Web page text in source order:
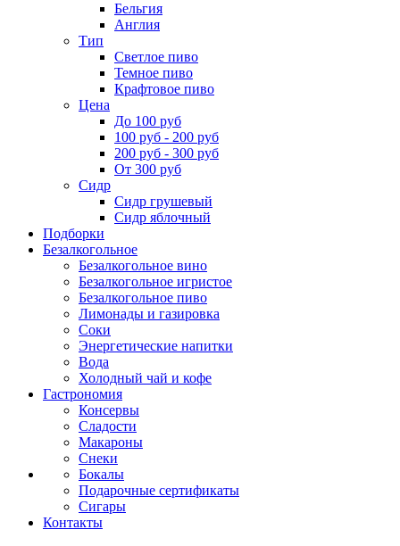
Бельгия
Англия
Тип
Светлое пиво
Темное пиво
Крафтовое пиво
Цена
До 100 руб
100 руб - 200 руб
200 руб - 300 руб
От 300 руб
Сидр
Сидр грушевый
Сидр яблочный
Подборки
Безалкогольное
Безалкогольное вино
Безалкогольное игристое
Безалкогольное пиво
Лимонады и газировка
Соки
Энергетические напитки
Вода
Холодный чай и кофе
Гастрономия
Консервы
Сладости
Макароны
Снеки
Бокалы
Подарочные сертификаты
Сигары
Контакты